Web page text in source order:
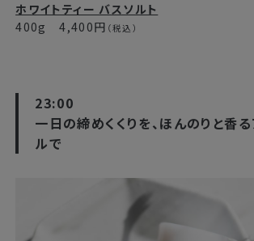
ホワイトティー バスソルト
400g 4,400円 （税込）
23:00
一日の締めくくりを、ほんのりと香
ルで